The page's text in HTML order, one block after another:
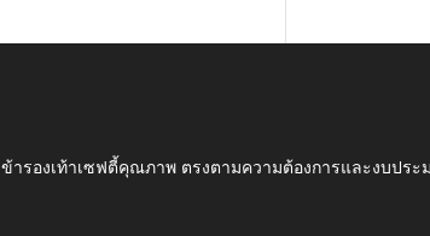
ารองเท้าเซฟตี้คุณภาพ ตรงตามความต้องการและงบปร